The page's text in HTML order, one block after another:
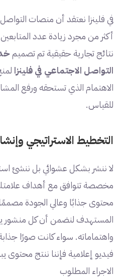
في فلينزا نعتقد أن منصات
أكثر من مجرد زيادة عدد
نتائج تجارية حقيقية تم تصميم
التواصل الاجتماعي في فلينزا
الاهتمام الذي تستحقه ورفع
للقياس.
التخطيط الاستراتيجي
لا ننشر بشكل عشوائي بل ننشئ
مخصصة تتوافق مع أهداف
محتوى جذابًا وعالي الجودة
المستهدف لنضمن أن كل منشور
واهتماماته. سواء كانت صورًا
فيديو إعلامية فإننا ننتج محتوى
الاجراء المطلوب